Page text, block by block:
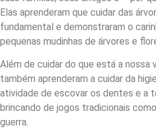
Elas aprenderam que cuidar das
fundamental e demonstraram o
pequenas mudinhas de árvores e
Além de cuidar do que está a nossa
também aprenderam a cuidar da
atividade de escovar os dentes e a
brincando de jogos tradicionais
guerra.